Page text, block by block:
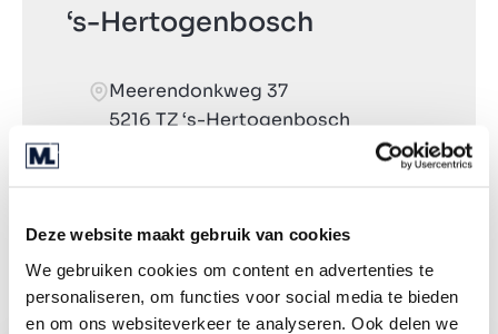
Deze website maakt gebruik van cookies
We gebruiken cookies om content en advertenties te
personaliseren, om functies voor social media te bieden
en om ons websiteverkeer te analyseren. Ook delen we
‘s-Hertogenbosch
Meerendonkweg 37
5216 TZ ‘s-Hertogenbosch
Directions